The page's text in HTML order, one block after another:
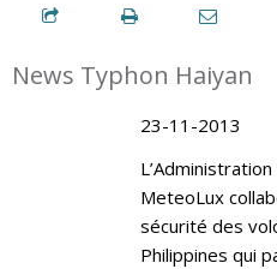
News Typhon Haiyan
23-11-2013
MeteoLux
sécurité des
Philippines qui